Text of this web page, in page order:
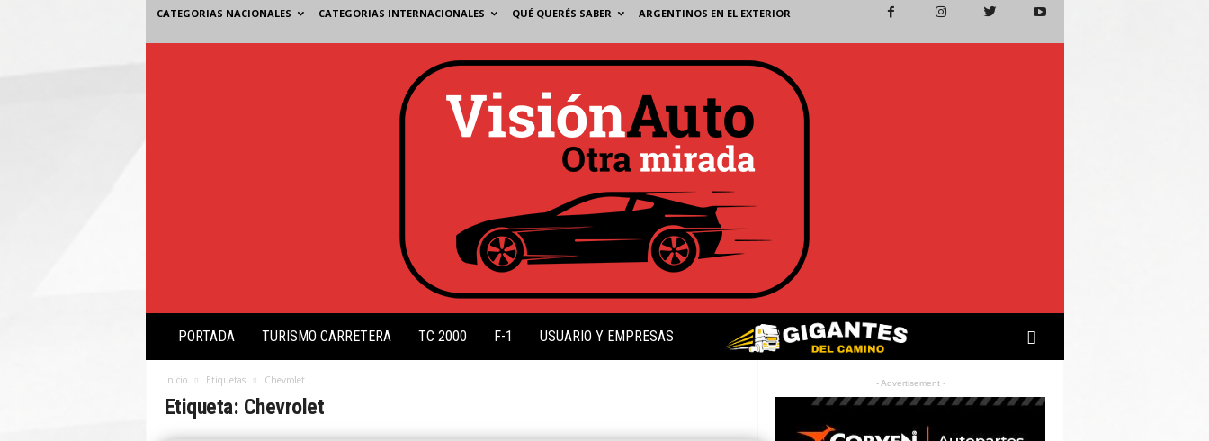
CATEGORIAS NACIONALES CATEGORIAS INTERNACIONALES QUÉ QUERÉS SABER ARGENTINOS EN EL EXTERIOR
s
PORTADA TURISMO CARRETERA TC 2000 F-1 USUARIO Y EMPRESAS
Inicio Etiquetas Chevrolet
Etiqueta: Chevrolet
- Advertisement -